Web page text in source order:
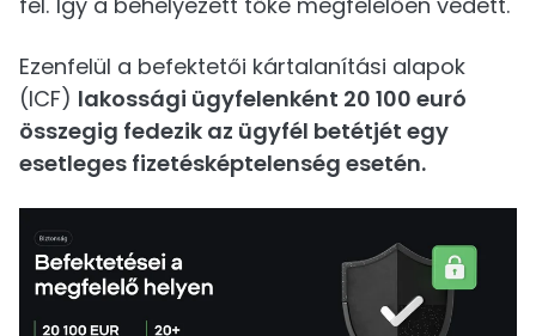
Ezenfelül a befektetői kártalanítási alapok
(ICF) lakossági ügyfelenként 20 100 euró
összegig fedezik az ügyfél betétjét egy
esetleges fizetésképtelenség esetén.